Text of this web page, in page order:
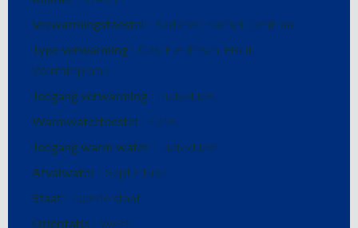
Verwarmingstoestel Radiator, Kachel, Centraal
Type verwarming
Gas, Elektrisch, Hout,
Warmtepomp
Toegang verwarming Individueel
Warmwatertoestel Ketel
Toegang warm water Individueel
Afvalwater Septic tank
Staat Goede staat
Oriëntatie West